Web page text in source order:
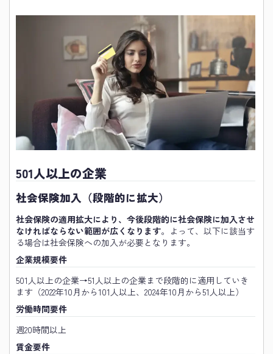
501人以上の企業
社会保険加入（段階的に拡大）
社会保険の適用拡大により、今後段階的に社会保険に加入させ
なければならない範囲が広くなります。よって、以下に該当す
る場合は社会保険への加入が必要となります。
企業規模要件
501人以上の企業→51人以上の企業まで段階的に適用していき
ます（2022年10月から101人以上、2024年10月から51人以上）
労働時間要件
週20時間以上
賃金要件